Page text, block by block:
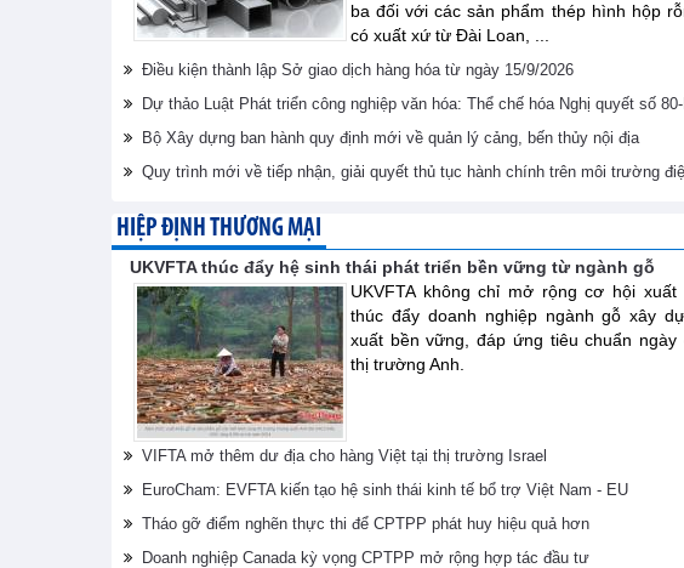
ba đối với các sản phẩm thép hình hộp
có xuất xứ từ Đài Loan, ...
Điều kiện thành lập Sở giao dịch hàng hóa từ ngày 15/9/2026
Dự thảo Luật Phát triển công nghiệp văn hóa: Thể chế hóa Nghị quyết số
Bộ Xây dựng ban hành quy định mới về quản lý cảng, bến thủy nội địa
Quy trình mới về tiếp nhận, giải quyết thủ tục hành chính trên môi trường
HIỆP ĐỊNH THƯƠNG MẠI
UKVFTA thúc đẩy hệ sinh thái phát triển bền vững từ ngành gỗ
UKVFTA không chỉ mở rộng cơ hội xuất
thúc đẩy doanh nghiệp ngành gỗ xây
xuất bền vững, đáp ứng tiêu chuẩn ngày
thị trường Anh.
VIFTA mở thêm dư địa cho hàng Việt tại thị trường Israel
EuroCham: EVFTA kiến tạo hệ sinh thái kinh tế bổ trợ Việt Nam - EU
Tháo gỡ điểm nghẽn thực thi để CPTPP phát huy hiệu quả hơn
Doanh nghiệp Canada kỳ vọng CPTPP mở rộng hợp tác đầu tư